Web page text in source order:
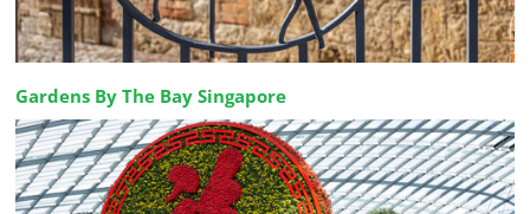
Gardens By The Bay Singapore